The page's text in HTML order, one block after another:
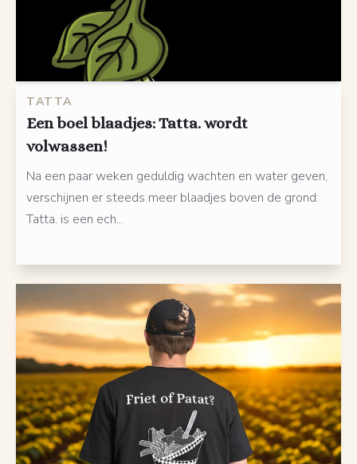
TATTA
Een boel blaadjes: Tatta. wordt
volwassen!
Na een paar weken geduldig wachten en water geven,
verschijnen er steeds meer blaadjes boven de grond:
Tatta. is een ech...